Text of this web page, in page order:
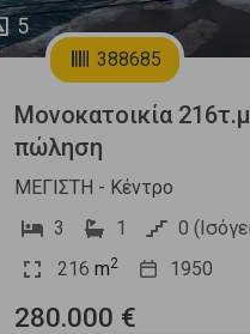
5
388685
Μονοκατοικία
πώληση
ΜΕΓΙΣΤΗ - Κέντρο
3
1
0
216 m2 1950
280.000 €